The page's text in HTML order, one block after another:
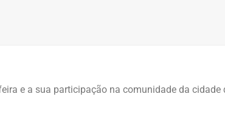
e a sua participação na comunidade da cidade